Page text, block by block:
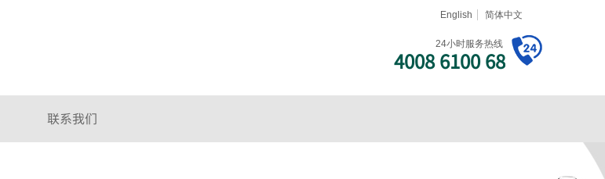
4008 6100 68
English 简体中文
24小时服务热线
联系我们